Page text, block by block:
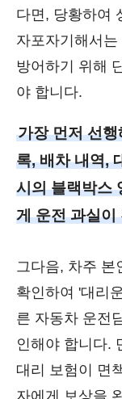
다면, 당황하여
자포자기해서
방어하기 위해
야 합니다.
가장 먼저 선
록, 배차 내역,
시의 블랙박스
게 운전 과실이
그다음, 차주 본
확인하여 '대리
른 자동차 운전
인해야 합니다.
대리 보험이 면
자에게 보상을